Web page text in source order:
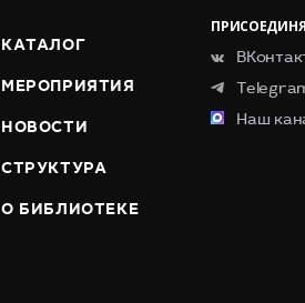
КАТАЛОГ
МЕРОПРИЯТИЯ
НОВОСТИ
СТРУКТУРА
О БИБЛИОТЕКЕ
Наш